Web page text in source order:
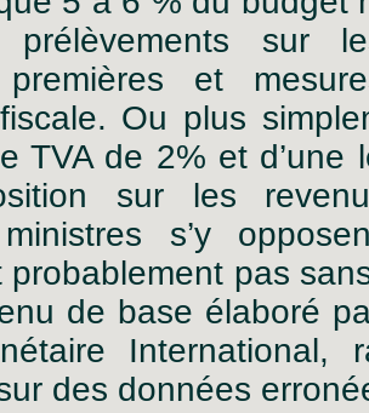
prélèvements sur
premières et
fiscale. Ou plus
TVA de 2% et d’une
sur les
s’y
probablement pas
de base élaboré
International,
des données